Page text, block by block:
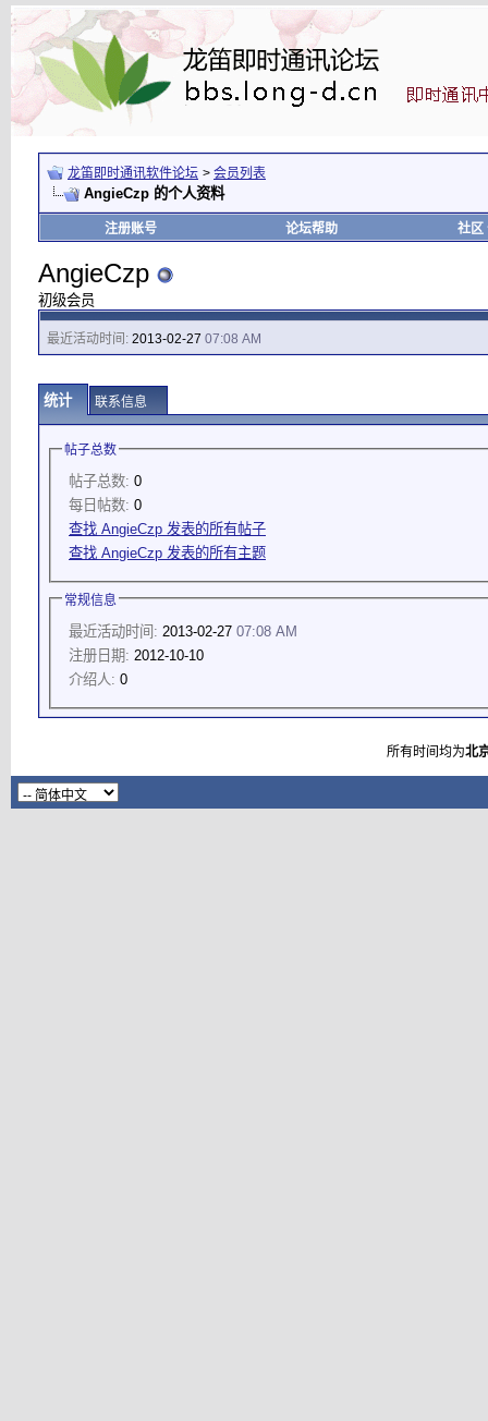
龙笛即时通讯软件论坛 > 会员列表
AngieCzp 的个人资料
注册账号 论坛帮助 社区
AngieCzp
初级会员
最近活动时间: 2013-02-27 07:08 AM
统计 联系信息
帖子总数
帖子总数: 0
每日帖数: 0
查找 AngieCzp 发表的所有帖子
查找 AngieCzp 发表的所有主题
常规信息
最近活动时间: 2013-02-27 07:08 AM
注册日期: 2012-10-10
介绍人: 0
所有时间均为北